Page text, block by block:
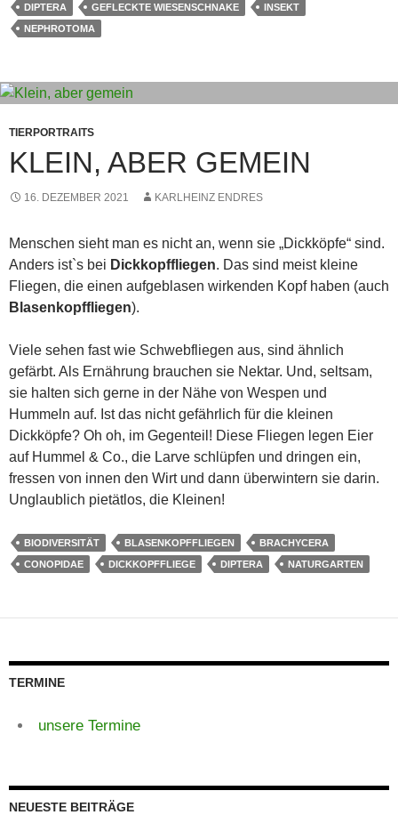
DIPTERA GEFLECKTE WIESENSCHNAKE
INSEKT
NEPHROTOMA
TIERPORTRAITS
KLEIN, ABER GEMEIN
16. DEZEMBER 2021 KARLHEINZ ENDRES
Menschen sieht man es nicht an, wenn sie „Dickköpfe“ sind.
Anders ist`s bei Dickkopffliegen. Das sind meist kleine
Fliegen, die einen aufgeblasen wirkenden Kopf haben (auch
Blasenkopffliegen).
Viele sehen fast wie Schwebfliegen aus, sind ähnlich
gefärbt. Als Ernährung brauchen sie Nektar. Und, seltsam,
sie halten sich gerne in der Nähe von Wespen und
Hummeln auf. Ist das nicht gefährlich für die kleinen
Dickköpfe? Oh oh, im Gegenteil! Diese Fliegen legen Eier
auf Hummel & Co., die Larve schlüpfen und dringen ein,
fressen von innen den Wirt und dann überwintern sie darin.
Unglaublich pietätlos, die Kleinen!
BIODIVERSITÄT BLASENKOPFFLIEGEN
BRACHYCERA
CONOPIDAE
DICKKOPFFLIEGE DIPTERA NATURGARTEN
TERMINE
unsere Termine
NEUESTE BEITRÄGE